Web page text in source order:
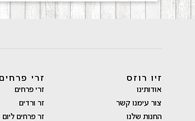
זיו רוזס
אודותינו
צור עימנו קשר
החנות שלנו
זרי פרחים
זרי פרחים
זר ורדים
זר פרחים ליום